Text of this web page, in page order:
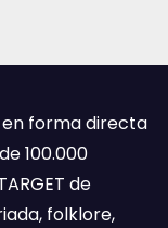
en forma directa
100.000
de
folklore,